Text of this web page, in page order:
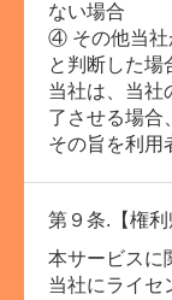
ない場合
④ その他当社
と判断した場
当社は、当社
了させる場合
その旨を利用
第９条.【権利
本サービスに
当社にライセ